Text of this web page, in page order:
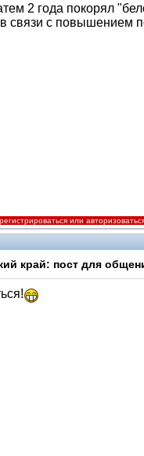
2 года покорял
связи с повышением
или
край: пост для